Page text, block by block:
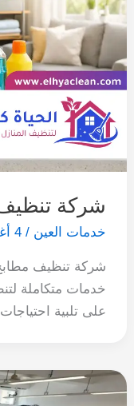
شركة
خدمات العين/4 أغسطس، 2026
شركة تنظيف
خدمات متكاملة
على تلبية احتياجات